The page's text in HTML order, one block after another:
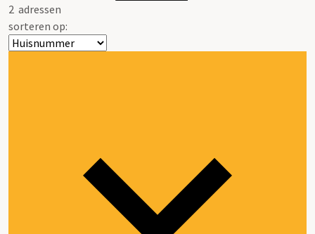
2 adressen
sorteren op: